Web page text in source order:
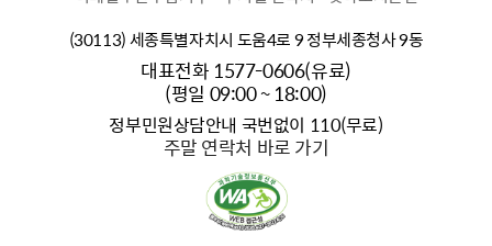
(30113) 세종특별자치시 도움4로 9 정부세종청사 9동
대표전화 1577-0606(유료)
(평일 09:00 ~ 18:00)
정부민원상담안내 국번없이 110(무료)
주말 연락처 바로 가기